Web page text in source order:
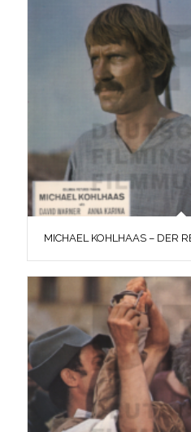
MICHAEL KOHLHAAS – DER